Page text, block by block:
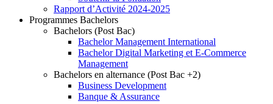
Rapport d’Activité 2024-2025
Programmes Bachelors
Bachelors (Post Bac)
Bachelor Management International
Bachelor Digital Marketing et E-Commerce
Management
Bachelors en alternance (Post Bac +2)
Business Development
Banque & Assurance